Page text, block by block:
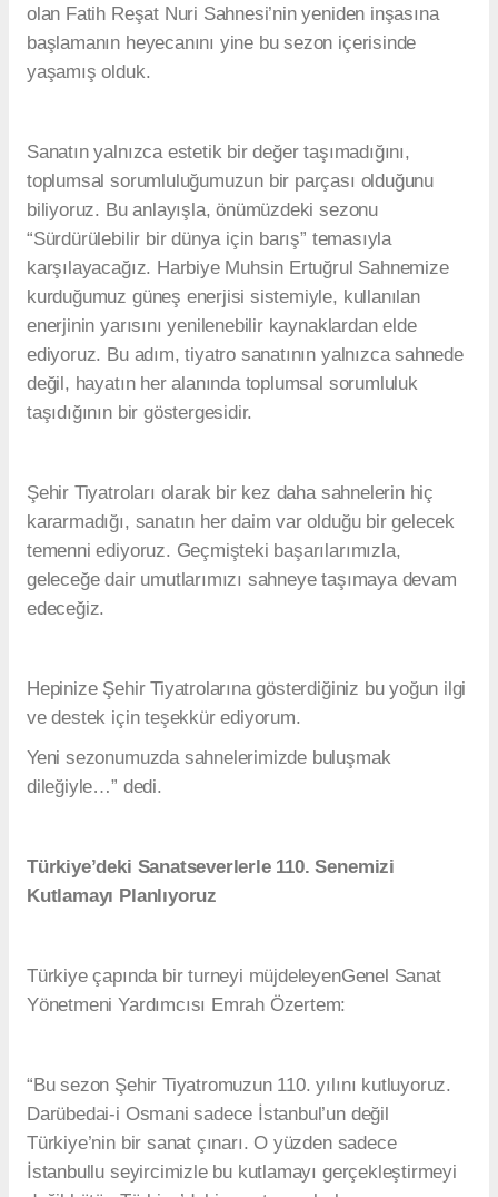
olan Fatih Reşat Nuri Sahnesi’nin yeniden inşasına
başlamanın heyecanını yine bu sezon içerisinde
yaşamış olduk.
Sanatın yalnızca estetik bir değer taşımadığını,
toplumsal sorumluluğumuzun bir parçası olduğunu
biliyoruz. Bu anlayışla, önümüzdeki sezonu
“Sürdürülebilir bir dünya için barış” temasıyla
karşılayacağız. Harbiye Muhsin Ertuğrul Sahnemize
kurduğumuz güneş enerjisi sistemiyle, kullanılan
enerjinin yarısını yenilenebilir kaynaklardan elde
ediyoruz. Bu adım, tiyatro sanatının yalnızca sahnede
değil, hayatın her alanında toplumsal sorumluluk
taşıdığının bir göstergesidir.
Şehir Tiyatroları olarak bir kez daha sahnelerin hiç
kararmadığı, sanatın her daim var olduğu bir gelecek
temenni ediyoruz. Geçmişteki başarılarımızla,
geleceğe dair umutlarımızı sahneye taşımaya devam
edeceğiz.
Hepinize Şehir Tiyatrolarına gösterdiğiniz bu yoğun ilgi
ve destek için teşekkür ediyorum.
Yeni sezonumuzda sahnelerimizde buluşmak
dileğiyle…” dedi.
Türkiye’deki Sanatseverlerle 110. Senemizi
Kutlamayı Planlıyoruz
Türkiye çapında bir turneyi müjdeleyenGenel Sanat
Yönetmeni Yardımcısı Emrah Özertem:
“Bu sezon Şehir Tiyatromuzun 110. yılını kutluyoruz.
Darübedai-i Osmani sadece İstanbul’un değil
Türkiye’nin bir sanat çınarı. O yüzden sadece
İstanbullu seyircimizle bu kutlamayı gerçekleştirmeyi